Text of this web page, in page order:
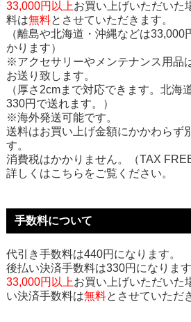
33,000円以上お買い上げいただいた
料は無料とさせていただきます。
（離島や北海道・沖縄などは
かります）
※アクセサリーやメンテナンス用品
お送り致します。
（厚さ2cmまで対応できます。北海
330円で送れます。）
※海外発送可能です。
送料はお買い上げ金額にかかわらず
す。
消費税はかかりません。（TAX FREE
詳しくはこちらをご覧ください。
手数料について
代引き手数料は440円になります。
後払い決済手数料は330円になります
33,000円以上お買い上げいただいた
い決済手数料は無料とさせていただ